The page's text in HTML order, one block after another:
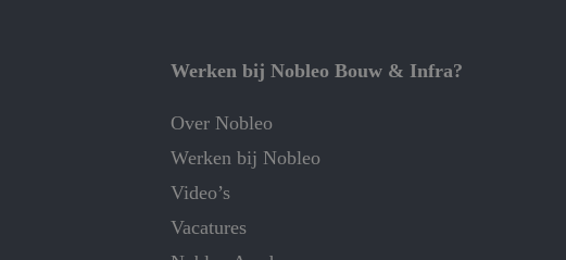
Werken bij Nobleo Bouw & Infra?
Over Nobleo
Werken bij Nobleo
Video’s
Vacatures